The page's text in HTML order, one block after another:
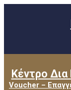
Κέντρο Δια
Voucher –